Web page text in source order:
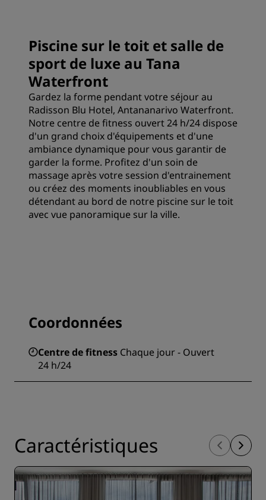
Piscine sur le toit et salle de
sport de luxe au Tana
Waterfront
Gardez la forme pendant votre séjour au
Radisson Blu Hotel, Antananarivo Waterfront.
Notre centre de fitness ouvert 24 h/24 dispose
d'un grand choix d'équipements et d'une
ambiance dynamique pour vous garantir de
garder la forme. Profitez d'un soin de
massage après votre session d'entrainement
ou créez des moments inoubliables en vous
détendant au bord de notre piscine sur le toit
avec vue panoramique sur la ville.
Coordonnées
Centre de fitness Chaque jour - Ouvert
24 h/24
Caractéristiques